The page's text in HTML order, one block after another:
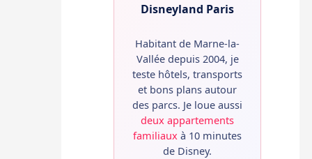
Disneyland Paris
Habitant de Marne-la-
Vallée depuis 2004, je
teste hôtels, transports
et bons plans autour
des parcs. Je loue aussi
deux appartements
familiaux à 10 minutes
de Disney.